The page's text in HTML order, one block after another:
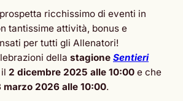
ricchissimo di eventi in
tantissime attività, bonus e
per tutti gli Allenatori!
della stagione Sentieri
2 dicembre 2025 alle 10:00 e che
marzo 2026 alle 10:00.